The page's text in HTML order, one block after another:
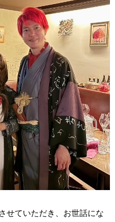
せていただき、お世話にな